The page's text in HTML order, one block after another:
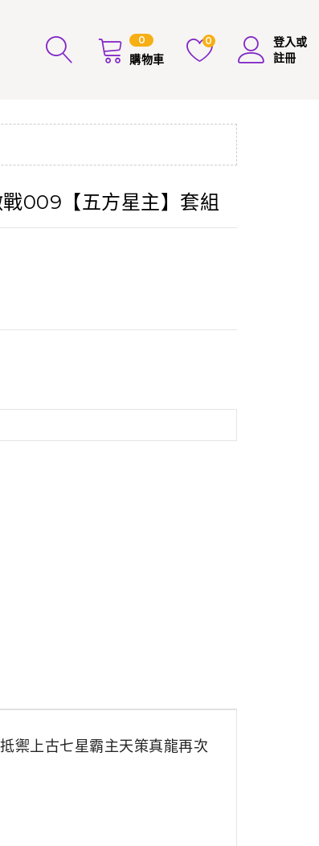
0
購物車
0
登入或
註冊
009【五方星主】套組
禦上古七星霸主天策真龍再次